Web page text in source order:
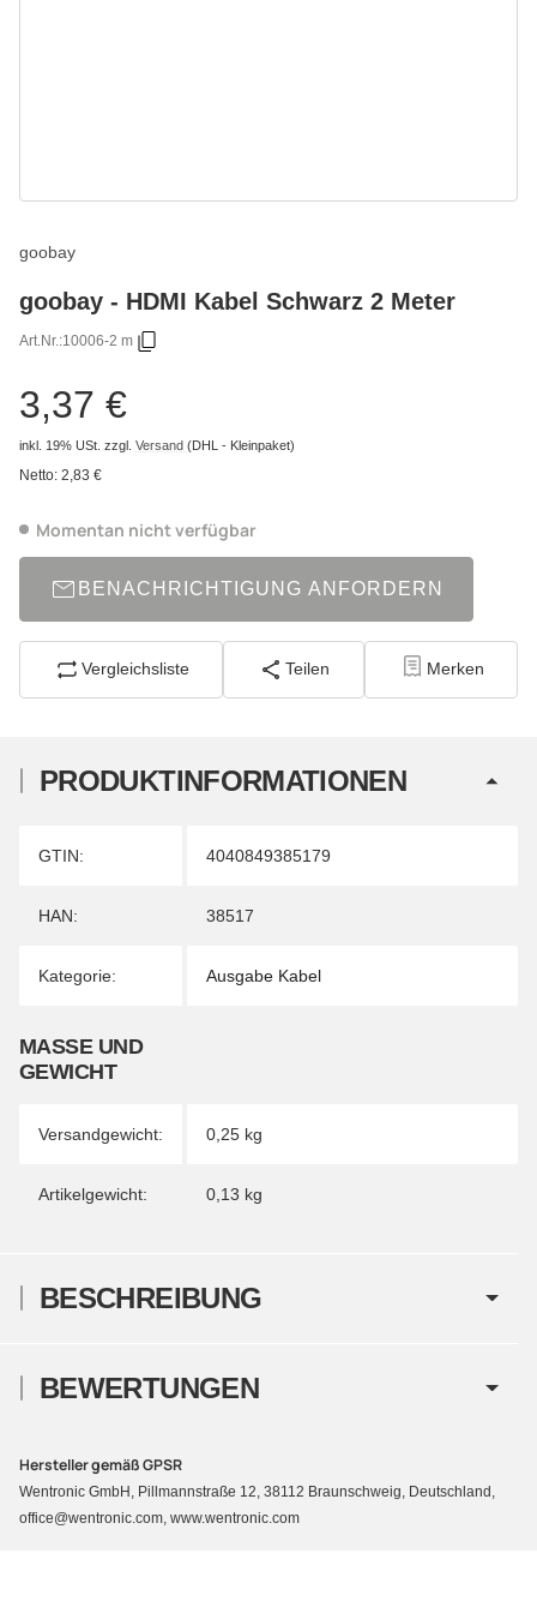
goobay
goobay - HDMI Kabel Schwarz 2 Meter
Art.Nr.:10006-2 m
3,37 €
inkl. 19% USt. zzgl. Versand (DHL - Kleinpaket)
Netto: 2,83 €
Momentan nicht verfügbar
BENACHRICHTIGUNG ANFORDERN
Vergleichsliste Teilen Merken
PRODUKTINFORMATIONEN
Produkteigenschaft
Wert
GTIN: 4040849385179
HAN: 38517
Kategorie: Ausgabe Kabel
MASSE UND G
EWICHT
Versandgewicht: 0,25 kg
Artikelgewicht: 0,13 kg
BESCHREIBUNG
BEWERTUNGEN
Hersteller gemäß GPSR
Wentronic GmbH, Pillmannstraße 12, 38112 Braunschweig, Deutschland,
office@wentronic.com, www.wentronic.com